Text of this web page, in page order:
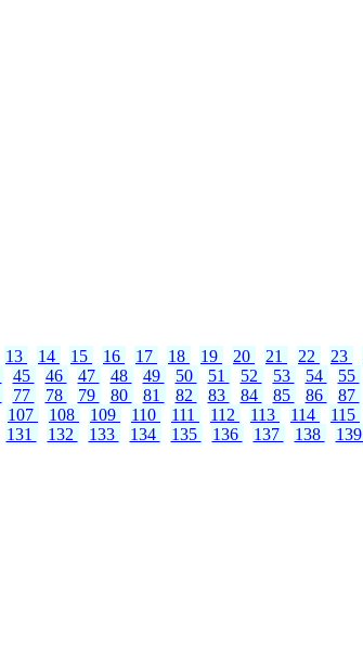
13 14 15 16 17 18 19 20 21 22 23
45 46 47 48 49 50 51 52 53 54 55
77 78 79 80 81 82 83 84 85 86 87
107 108 109 110 111 112 113 114 115
131 132 133 134 135 136 137 138 139